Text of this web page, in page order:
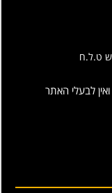
ט.ל.ח
לבעלי האתר